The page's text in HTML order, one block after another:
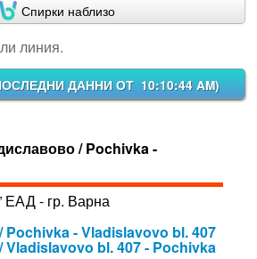
Спирки наблизо
линия.
ДАННИ ОТ 10:10:44 AM)
/ Pochivka -
ЕАД - гр. Варна
Pochivka - Vladislavovo bl. 407
Vladislavovo bl. 407 - Pochivka